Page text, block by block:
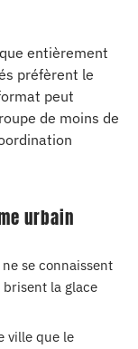
entièrement
préfèrent le
peut
de moins de
urbain
se connaissent
brisent la glace
ville que le